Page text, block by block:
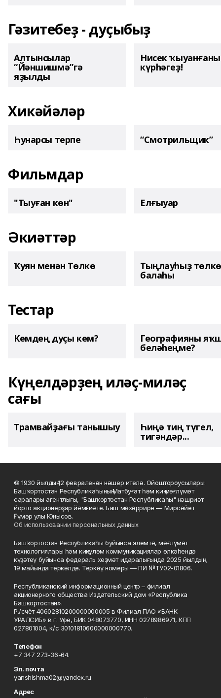
Гәзитебеҙ - дуҫыбыҙ
Алтынсылар
“Йәншишмә”гә
яҙылды
Нисек
күрһәгеҙ!
Хикәйәләр
Һунарсы терпе “Смотрильщик”
Фильмдар
"Тыуған көн" Елғыуар
Әкиәттәр
Ҡуян менән Төлкө Тыңлауһыҙ төлкө
балаһы
Тестар
Кемдең дуҫы кем? Географияны
беләһеңме?
Күңелдәрҙең иләҫ-миләҫ
сағы
Трамвайҙағы танышыу Һиңә тиң түгел,
тигәндәр...
© 1930 йылдың 12 февраленән нәшер ителә. Ойоштороусылары:
Башҡортостан Республикаһының Матбуғат һәм киң мәғлүмәт
саралары агентлығы, "Башҡортостан Республикаһы" нәшриәт
йорто акционерҙар йәмғиәте. Баш мөхәррире — Мирсәйет
Ғүмәр улы Юнысов.
Об использовании персональных данных
Башҡортостан Республикаһы буйынса элемтә, мәғлүмәт
технологиялары һәм киңкүләм коммуникациялар өлкәһендә
күҙәтеү буйынса федераль хеҙмәт идаралығында 2025 йылдың
19 майында теркәлде. Теркәү номеры — ПИ №ТУ02-01806.
Республиканский информационный центр – филиал
акционерного общества Издательский дом «Республика
Башкортостан».
Р./счёт 40602810200000000005 в Филиал ПАО «БАНК
УРАЛСИБ» в г. Уфе, БИК 048073770, ИНН 0278986971, КПП
027801004, к/с 30101810600000000770.
Телефон
+7 347 273-36-64.
Эл. почта
yanshishma02@yandex.ru
Адрес